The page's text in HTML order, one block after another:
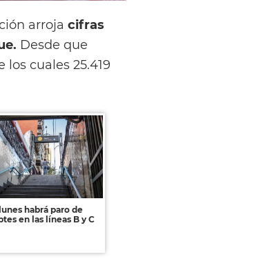
arroja cifras
Desde que
los cuales 25.419
habrá paro de
en las líneas B y C